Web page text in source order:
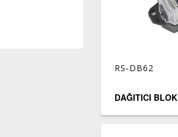
RS-DB62
DAĞITICI BLOK